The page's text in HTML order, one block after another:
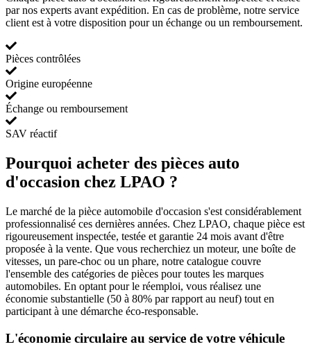
par nos experts avant expédition. En cas de problème, notre service
client est à votre disposition pour un échange ou un remboursement.
Pièces contrôlées
Origine européenne
Échange ou remboursement
SAV réactif
Pourquoi acheter des pièces auto
d'occasion chez LPAO ?
Le marché de la pièce automobile d'occasion s'est considérablement
professionnalisé ces dernières années. Chez LPAO, chaque pièce est
rigoureusement inspectée, testée et garantie 24 mois avant d'être
proposée à la vente. Que vous recherchiez un moteur, une boîte de
vitesses, un pare-choc ou un phare, notre catalogue couvre
l'ensemble des catégories de pièces pour toutes les marques
automobiles. En optant pour le réemploi, vous réalisez une
économie substantielle (50 à 80% par rapport au neuf) tout en
participant à une démarche éco-responsable.
L'économie circulaire au service de votre véhicule